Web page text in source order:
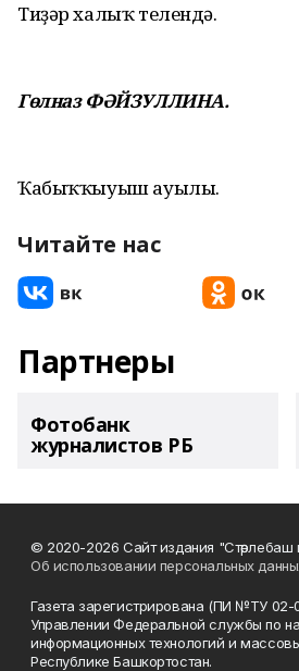
Тиҙәр халыҡ телендә.
Гөлназ ФӘЙЗУЛЛИНА.
Ҡабыҡҡыуыш ауылы.
Читайте нас
Партнеры
Фотобанк
журналистов РБ
© 2020-2026 Сайт издания "Стәрлебаш
Об использовании персональных
Газета зарегистрирована (ПИ №ТУ 02-
Управлении Федеральной службы по
информационных технологий и
Республике Башкортостан.